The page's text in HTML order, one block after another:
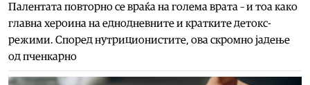
Палентата повторно се враќа на голема врата – и тоа како
главна хероина на еднодневните и кратките детокс-
режими. Според нутриционистите, ова скромно јадење
од пченкарно